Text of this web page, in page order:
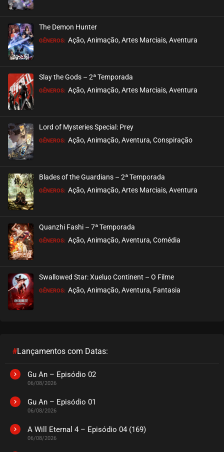
The Demon Hunter
GÊNEROS: Ação, Animação, Artes Marciais, Aventura
Slay the Gods – 2ª Temporada
GÊNEROS: Ação, Animação, Artes Marciais, Aventura
Lord of Mysteries Special: Prey
GÊNEROS: Ação, Animação, Aventura, Conspiração
Blades of the Guardians – 2ª Temporada
GÊNEROS: Ação, Animação, Artes Marciais, Aventura
Quanzhi Fashi – 7ª Temporada
GÊNEROS: Ação, Animação, Aventura, Comédia
Swallowed Star: Xueluo Continent – O Filme
GÊNEROS: Ação, Animação, Aventura, Fantasia
#Lançamentos com Datas:
Gu An – Episódio 02
06/08/2026
Gu An – Episódio 01
06/08/2026
A Will Eternal 4 – Episódio 04 (169)
06/08/2026